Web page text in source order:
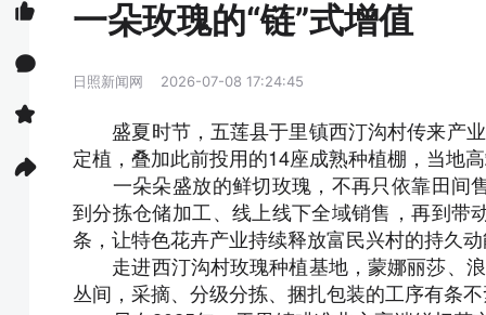
一朵玫瑰的“链”式增值
日照新闻网 2026-07-08 17:24:45
盛夏时节，五莲县于里镇西汀沟村传来产业
定植，叠加此前投用的14座成熟种植棚，当地
一朵朵盛放的鲜切玫瑰，不再只依靠田间
到分拣仓储加工、线上线下全域销售，再到带
条，让特色花卉产业持续释放富民兴村的持久
走进西汀沟村玫瑰种植基地，蒙娜丽莎、浪
丛间，采摘、分级分拣、捆扎包装的工序有条